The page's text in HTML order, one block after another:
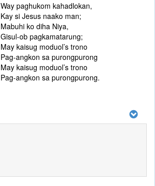
Way paghukom kahadlokan,
Kay si Jesus naako man;
Mabuhi ko diha Niya,
Gisul-ob pagkamatarung;
May kaisug moduol’s trono
Pag-angkon sa purongpurong
May kaisug moduol’s trono
Pag-angkon sa purongpurong.